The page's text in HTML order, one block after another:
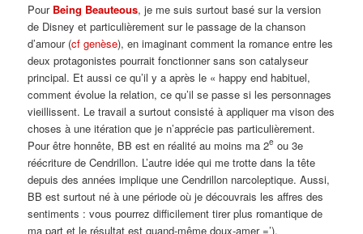
Pour Being Beauteous, je me suis surtout basé sur la version
de Disney et particulièrement sur le passage de la chanson
d’amour (cf genèse), en imaginant comment la romance entre les
deux protagonistes pourrait fonctionner sans son catalyseur
principal. Et aussi ce qu’il y a après le « happy end habituel,
comment évolue la relation, ce qu’il se passe si les personnages
vieillissent. Le travail a surtout consisté à appliquer ma vison des
choses à une itération que je n’apprécie pas particulièrement.
Pour être honnête, BB est en réalité au moins ma 2e ou 3e
réécriture de Cendrillon. L’autre idée qui me trotte dans la tête
depuis des années implique une Cendrillon narcoleptique. Aussi,
BB est surtout né à une période où je découvrais les affres des
sentiments : vous pourrez difficilement tirer plus romantique de
ma part et le résultat est quand-même doux-amer =’).